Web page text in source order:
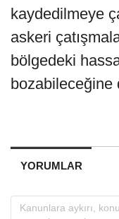
kaydedilmeye
askeri
bölgedeki
bozabileceğine
YORUMLAR